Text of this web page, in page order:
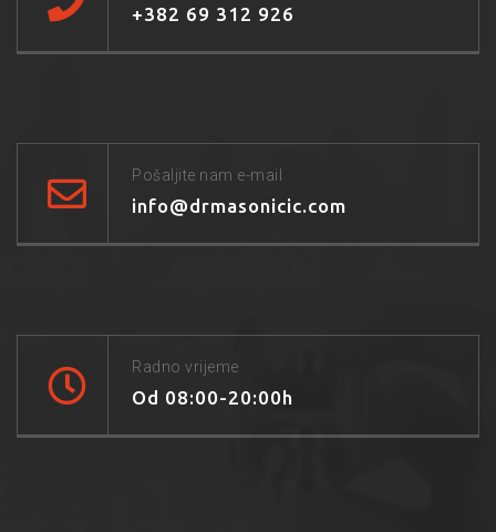
+382 69 312 926
Pošaljite nam e-mail
info@drmasonicic.com
Radno vrijeme
Od 08:00-20:00h